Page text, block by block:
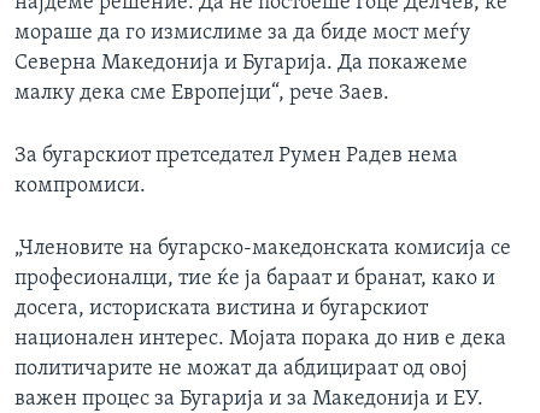
мораше да го измислиме за да биде мост меѓу
Северна Македонија и Бугарија. Да покажеме
малку дека сме Европејци“, рече Заев.
За бугарскиот претседател Румен Радев нема
компромиси.
„Членовите на бугарско-македонската комисија се
професионалци, тие ќе ја бараат и бранат, како и
досега, историската вистина и бугарскиот
национален интерес. Мојата порака до нив е дека
политичарите не можат да абдицираат од овој
важен процес за Бугарија и за Македонија и ЕУ.